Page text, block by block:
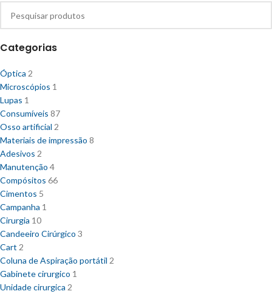
Categorias
Óptica 2
Microscópios 1
Lupas 1
Consumíveis 87
Osso artificial 2
Materiais de impressão 8
Adesivos 2
Manutenção 4
Compósitos 66
Cimentos 5
Campanha 1
Cirurgia 10
Candeeiro Cirúrgico 3
Cart 2
Coluna de Aspiração portátil 2
Gabinete cirurgico 1
Unidade cirurgica 2